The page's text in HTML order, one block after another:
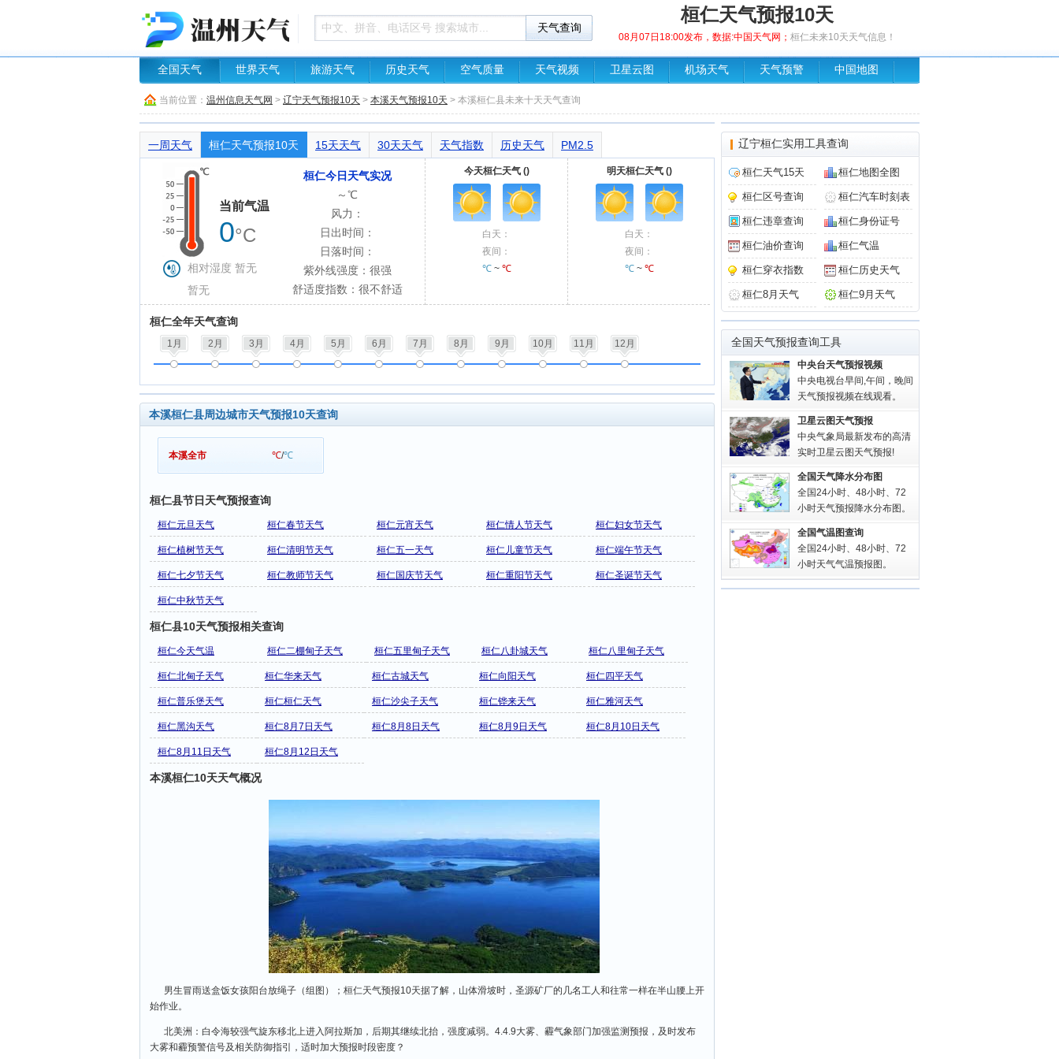
桓仁天气预报10天
08月07日18:00发布，数据:中国天气网； 桓仁未来10天天气信息！
全国天气 世界天气 旅游天气 历史天气 空气质量 天气视频 卫星云图 机场天气 天气预警 中国地图
当前位置： 温州信息天气网 > 辽宁天气预报10天 > 本溪天气预报10天 > 本溪桓仁县未来十天天气查询
一周天气 桓仁天气预报10天 15天天气 30天天气 天气指数 历史天气 PM2.5
当前气温
0°C
相对湿度 暂无
暂无
桓仁今日天气实况
～℃
风力：
日出时间：
日落时间：
紫外线强度：很强
舒适度指数：很不舒适
今天桓仁天气 ()
白天：
夜间：
℃~ ℃
明天桓仁天气 ()
白天：
夜间：
℃~ ℃
桓仁全年天气查询
1月 2月 3月 4月 5月 6月 7月 8月 9月 10月 11月 12月
本溪桓仁县周边城市天气预报10天查询
本溪全市 ℃/℃
桓仁县节日天气预报查询
桓仁元旦天气 桓仁春节天气 桓仁元宵天气 桓仁情人节天气 桓仁妇女节天气
桓仁植树节天气 桓仁清明节天气 桓仁五一天气 桓仁儿童节天气 桓仁端午节天气
桓仁七夕节天气 桓仁教师节天气 桓仁国庆节天气 桓仁重阳节天气 桓仁圣诞节天气
桓仁中秋节天气
桓仁县10天气预报相关查询
桓仁今天气温 桓仁二棚甸子天气 桓仁五里甸子天气 桓仁八卦城天气 桓仁八里甸子天气
桓仁北甸子天气 桓仁华来天气 桓仁古城天气 桓仁向阳天气 桓仁四平天气
桓仁普乐堡天气 桓仁桓仁天气 桓仁沙尖子天气 桓仁铧来天气 桓仁雅河天气
桓仁黑沟天气 桓仁8月7日天气 桓仁8月8日天气 桓仁8月9日天气 桓仁8月10日天气
桓仁8月11日天气 桓仁8月12日天气
本溪桓仁10天天气概况
男生冒雨送盒饭女孩阳台放绳子（组图）；桓仁天气预报10天据了解，山体滑坡时，圣源矿厂的几名工人和往常一样在半山腰上开
始作业。
北美洲：白令海较强气旋东移北上进入阿拉斯加，后期其继续北抬，强度减弱。4.4.9大雾、霾气象部门加强监测预报，及时发布
大雾和霾预警信号及相关防御指引，适时加大预报时段密度？
辽宁桓仁实用工具查询
桓仁天气15天 桓仁地图全图
桓仁区号查询 桓仁汽车时刻表
桓仁违章查询 桓仁身份证号
桓仁油价查询 桓仁气温
桓仁穿衣指数 桓仁历史天气
桓仁8月天气 桓仁9月天气
全国天气预报查询工具
中央台天气预报视频
中央电视台早间,午间，晚间
天气预报视频在线观看。
卫星云图天气预报
中央气象局最新发布的高清
实时卫星云图天气预报!
全国天气降水分布图
全国24小时、48小时、72
小时天气预报降水分布图。
全国气温图查询
全国24小时、48小时、72
小时天气气温预报图。